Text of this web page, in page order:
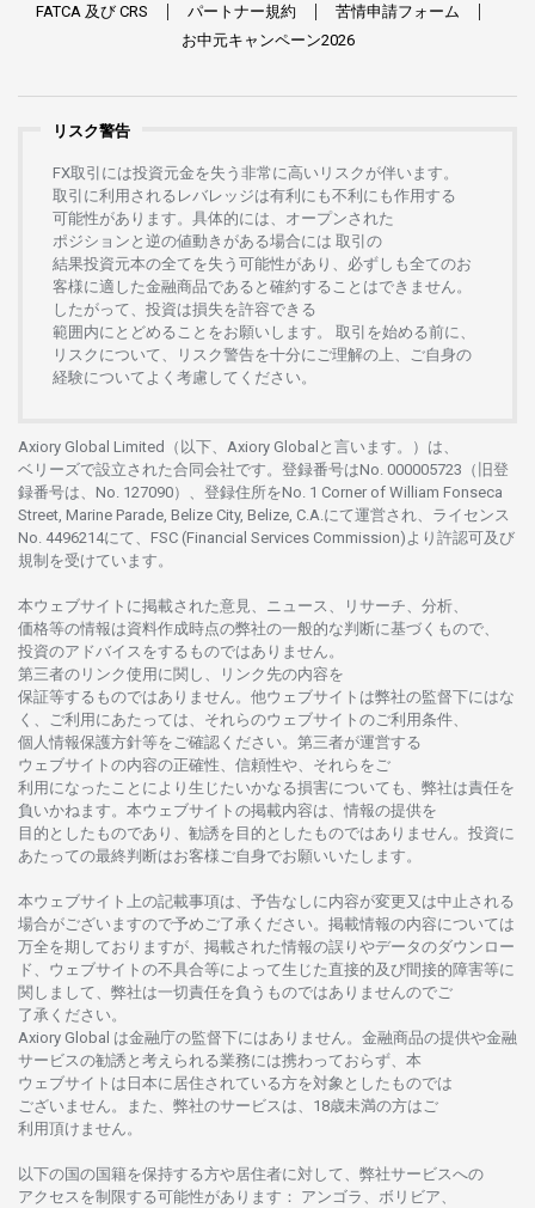
FATCA 及び CRS パートナー規約 苦情申請フォーム
お中元キャンペーン2026
リスク警告
FX取引には投資元金を失う 非常に高い リスクが伴います。
取引に利用さ れる レバレッジは有利にも不利にも作用する
可能性があります。 具体的には、 オープンさ れた
ポジションと 逆の値動きがある場合には 取引の
結果投資元本の全てを失う 可能性があり、 必ずしも全てのお
客様に適した金融商品であると 確約することはできません。
したがって、 投資は損失を許容できる
範囲内にとどめることをお願いします 。 取引を始める前に、
リスクについて、
リスク警告を十分に ご理解の 上、 ご自身の
経験について よく 考慮してください。
Axiory Global Limited（以下、Axiory Globalと言います。）は、
ベリーズで設立さ れた合同会社です。 登録番号はNo. 000005723（旧登
録番号は、No. 127090）、 登録住所をNo. 1 Corner of William Fonseca
Street, Marine Parade, Belize City, Belize, C.A.にて運営さ れ、 ライセンス
No. 4496214にて、FSC (Financial Services Commission)より 許認可及び
規制を受けています。
本ウェブサイトに掲載さ れた意見、ニュース、リサーチ、分析、
価格等の情報は資料作成時点の弊社の一般的な判断に基づくもので、
投資のアドバイスをするものではありません。
第三者の リンク使用に関し、 リンク先の内容を
保証等するものではありません。 他ウェブサイトは弊社の監督下にはな
く、
ご利用に あたっては、 それらのウェブサイトの ご利用条件、
個人情報保護方針等を ご確認ください。 第三者が運営する
ウェブサイトの内容の正確性、信頼性や、それらをご
利用になったことにより 生じたいかなる損害についても、 弊社は責任を
負いかね ます。 本ウェブサイトの掲載内容は、 情報の提供を
目的としたものであり、 勧誘を 目的としたものではありません。 投資に
あたっての最終判断はお客様ご自身でお願いいたします。
本ウェブサイト 上の記載事項は、 予告なしに 内容が変更又は中止さ れる
場合がございますので予めご了承ください。 掲載情報の内容については
万全を期しておりますが、 掲載さ れた情報の誤りやデータのダウンロー
ド、 ウェブサイトの不具合等に よって生じた 直接的及び間接的障害等に
関し まして、 弊社は一切責任を負うものではありませんのでご
了承ください。
Axiory Global は金融庁の監督下にはありません。 金融商品の提供や金融
サービスの勧誘と 考えられる業務には携わっておらず、 本
ウェブサイトは 日本に 居住さ れている方を対象としたものでは
ございません。
また、 弊社のサービスは、18歳未満の方は ご
利用頂けません 。
以下の国の国籍を保持する方や居住者に対して、 弊社サービスへの
アクセスを制限する可能性があります ： アンゴラ、ボリビア、